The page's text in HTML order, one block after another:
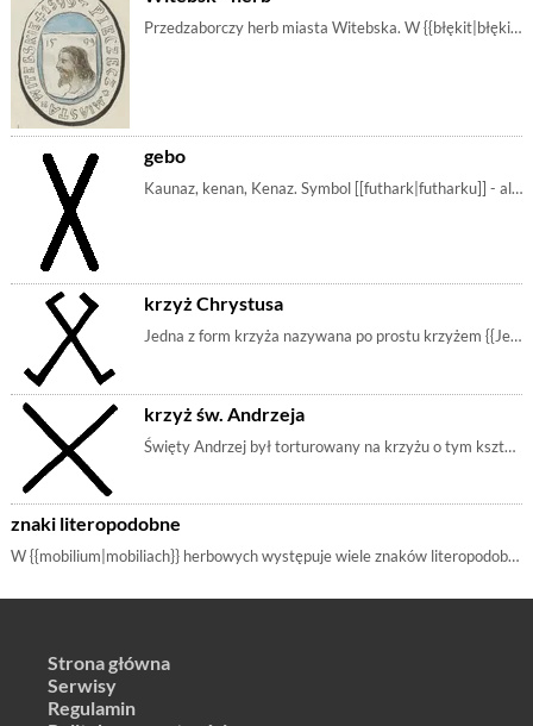
Przedzaborczy herb miasta Witebska. W {{błękit|błękitnym}} polu tarcza z głową {{Jezus|Chrystusa}}. Czasem z datą 1599. Porównaj: {{Witebsk - herb zab | m_głowa, m_chrystus, m_literas, m_literai, m_literax, m_miecz, m_błękit, m_jezus
gebo
Kaunaz, kenan, Kenaz. Symbol [[futhark|futharku]] - alfabetu {{runy|runicznego}}. Odpowiadał za zgłoskę G. Używano go też jako symbol miłości. [[r_ge | runy, m_runy, r_gebo, m_krzyżchrystusa, m_literax, m_krzyśwandrzeja
krzyż Chrystusa
Jedna z form krzyża nazywana po prostu krzyżem {{Jezus|Chrystusa}}. [[m_krzyżchrystusa|Herby z tym symbolem]] | mobilia, symbol, m_krzyżchrystusa, m_krzyż, m_krzyżzestaw, r_gebo, m_literax, m_jezus
krzyż św. Andrzeja
Święty Andrzej był torturowany na krzyżu o tym kształcie. [[m_krzyżśwandrzeja|Herby z tym symbolem]] | symbol, mobilia, m_krzyż, m_krzyżzestaw, m_krzyżśwandrzeja, m_literax
znaki literopodobne
W {{mobilium|mobiliach}} herbowych występuje wiele znaków literopodobnych. Nieraz trudno nawet nazwać dany znak, lecz przypomina on kształtem literę. | mobilia m_literaa m_literab m_literac m_literad m_literae m_literaf m_literag m_literah m_literai m_literaj m_literak m_literal m_literam m_literan m_literao m_literap m_literar m_literas m_literat m_literau m_literaw m_literax m_literay m_literaz
Strona główna
Serwisy
Regulamin